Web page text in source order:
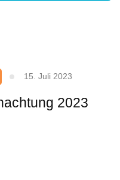
15. Juli 2023
2023